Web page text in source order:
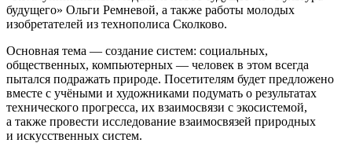
будущего» Ольги Ремневой, а также работы молодых
изобретателей из технополиса Сколково.
Основная тема — создание систем: социальных,
общественных, компьютерных — человек в этом всегда
пытался подражать природе. Посетителям будет предложено
вместе с учёными и художниками подумать о результатах
технического прогресса, их взаимосвязи с экосистемой,
а также провести исследование взаимосвязей природных
и искусственных систем.